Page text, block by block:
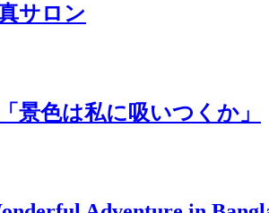
サロン
景色は私に吸いつくか」